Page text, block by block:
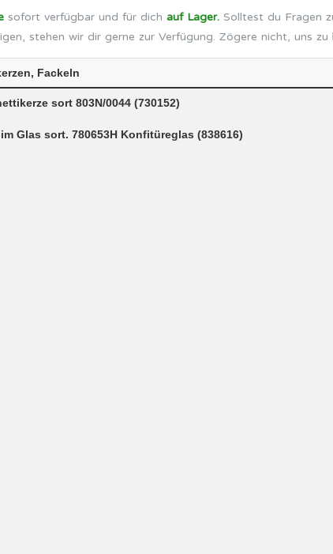
sofort verfügbar und für dich auf Lager.Solltest du Fragen
stehen wir dir gerne zur Verfügung. Zögere nicht, uns zu
Fackeln
sort 803N/0044 (730152)
Glas sort. 780653H Konfitüreglas (838616)